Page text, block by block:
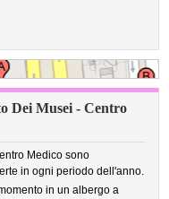
Dei Musei - Centro
Medico sono
in ogni periodo dell'anno.
in un albergo a